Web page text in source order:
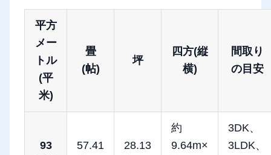
平方
メー
トル
(平
米)
畳
(帖)
坪
四方(縦
横)
間取り
の目安
93
57.41
28.13
約
9.64m×
3DK、
3LDK、